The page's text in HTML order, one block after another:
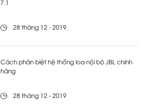
7.1
28 tháng 12 - 2019
Cách phân biệt hệ thống loa nội bộ JBL chính
hãng
28 tháng 12 - 2019